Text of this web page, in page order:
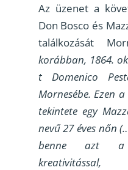
Az üzenet a
Don Bosco és
találkozását
korábban, 1864.
t Domenico
Mornesébe. Ezen
tekintete egy
nevű 27 éves nőn
benne azt a